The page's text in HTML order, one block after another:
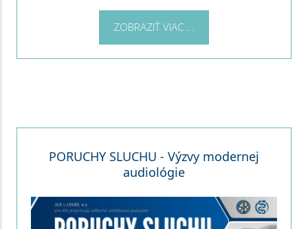
ZOBRAZIŤ VIAC ...
PORUCHY SLUCHU - Výzvy modernej
audiológie